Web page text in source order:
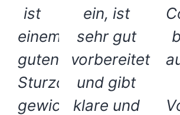
ist
einem
guten
Sturzcoach
gewichen,
ein, ist
sehr gut
vorbereitet
und gibt
klare und